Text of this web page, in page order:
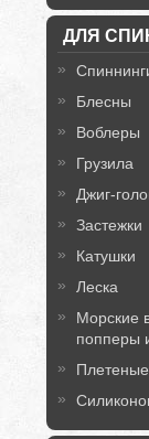
ДЛЯ
Блесны
Воблеры
Грузила
Джиг-
Застежки
Катушки
Леска
Морские
попперы